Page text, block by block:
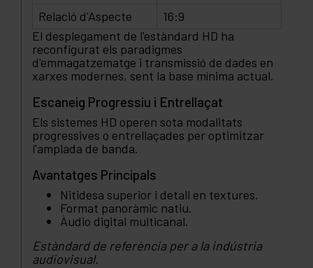
Relació d'Aspecte
16:9
El desplegament de l'estàndard HD ha
reconfigurat els paradigmes
d'emmagatzematge i transmissió de dades en
xarxes modernes, sent la base mínima actual.
Escaneig Progressiu i Entrellaçat
Els sistemes HD operen sota modalitats
progressives o entrellaçades per optimitzar
l'amplada de banda.
Avantatges Principals
Nitidesa superior i detall en textures.
Format panoràmic natiu.
Àudio digital multicanal.
Estàndard de referència per a la indústria
audiovisual.